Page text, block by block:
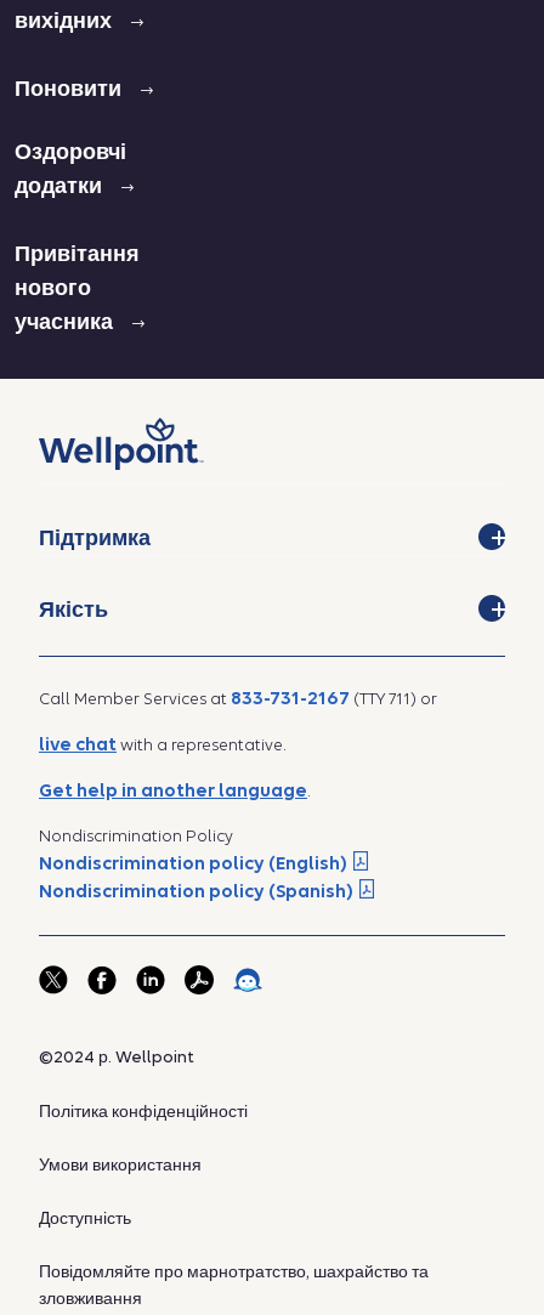
вихідних
Поновити
Оздоровчі
додатки
Привітання
нового
учасника
Підтримка
Якість
Call Member Services at 833-731-2167 (TTY 711) or
live chat with a representative.
Get help in another language.
Nondiscrimination Policy
Nondiscrimination policy (English)
Nondiscrimination policy (Spanish)
©2024 р. Wellpoint
Політика конфіденційності
Умови використання
Доступність
Повідомляйте про марнотратство, шахрайство та
зловживання